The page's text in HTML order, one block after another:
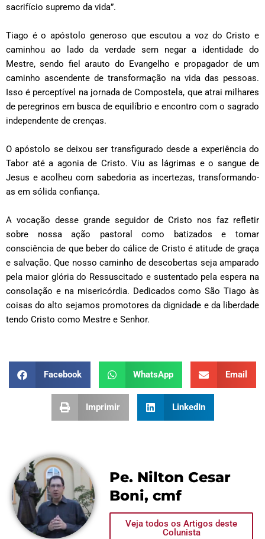
sacrifício supremo da vida”.
Tiago é o apóstolo generoso que escutou a voz do Cristo e
caminhou ao lado da verdade sem negar a identidade do
Mestre, sendo fiel arauto do Evangelho e propagador de um
caminho ascendente de transformação na vida das pessoas.
Isso é perceptível na jornada de Compostela, que atrai milhares
de peregrinos em busca de equilíbrio e encontro com o sagrado
independente de crenças.
O apóstolo se deixou ser transfigurado desde a experiência do
Tabor até a agonia de Cristo. Viu as lágrimas e o sangue de
Jesus e acolheu com sabedoria as incertezas, transformando-
as em sólida confiança.
A vocação desse grande seguidor de Cristo nos faz refletir
sobre nossa ação pastoral como batizados e tomar
consciência de que beber do cálice de Cristo é atitude de graça
e salvação. Que nosso caminho de descobertas seja amparado
pela maior glória do Ressuscitado e sustentado pela espera na
consolação e na misericórdia. Dedicados como São Tiago às
coisas do alto sejamos promotores da dignidade e da liberdade
tendo Cristo como Mestre e Senhor.
Facebook WhatsApp Email
Imprimir LinkedIn
Pe. Nilton Cesar
Boni, cmf
Veja todos os Artigos deste
Colunista